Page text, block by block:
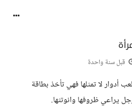
قبل سنة واحدة
أدوار لا تمثلها فهي تأخذ بطاقة
يراعي ظروفها وانوتثها.